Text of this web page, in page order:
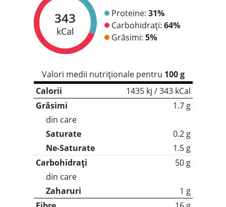
343
kCal
Proteine: 31%
Carbohidrați: 64%
Grăsimi: 5%
Valori medii nutriționale pentru 100 g
Calorii
1435 kj / 343 kCal
Grăsimi
1.7 g
din care
Saturate
0.2 g
Ne-Saturate
1.5 g
Carbohidrați
50 g
din care
Zaharuri
1 g